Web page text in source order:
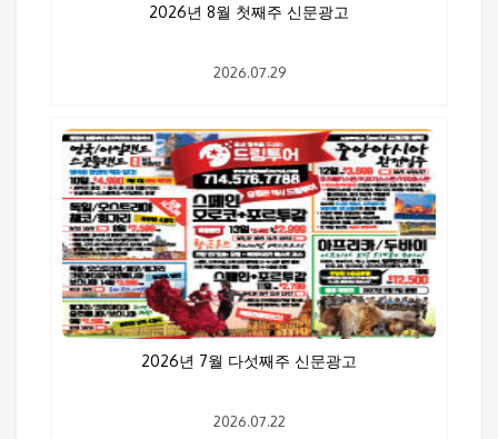
2026년 8월 첫째주 신문광고
2026.07.29
2026년 7월 다섯째주 신문광고
2026.07.22